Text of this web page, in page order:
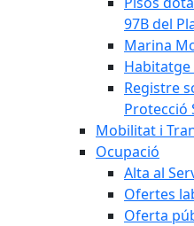
97B del
Marina
Registre
Protecció
Mobilitat i
Ocupació
Alta al
Ofertes
Oferta